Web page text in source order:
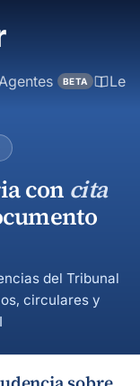
BETA
con cita
del Tribunal
circulares y